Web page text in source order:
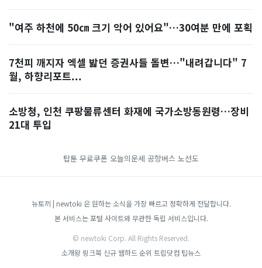
"여주 하천에 50㎝ 크기 악어 있어요"…30여분 만에 포획
7천피 깨지자 엑셀 밟던 증권사들 돌변…"내려갑니다" 7
월, 하향리포트...
소방청, 인천 쿠팡물류센터 화재에 국가소방동원령…장비
21대 투입
탑툰 무료쿠폰 오늘의운세 공항버스 노선도
뉴토끼 | newtoki 은 원하는 소식을 가장 빠르고 정확하게 전달합니다.
본 서비스는 포털 사이트와 무관한 독립 서비스입니다.
© newtoki Corp. All Rights Reserved.
소개왕 링크북 신규 웹하드 순위 트립닷컴 팁뉴스